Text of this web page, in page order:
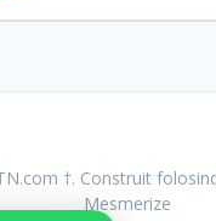
†. Construit
Mesmerize